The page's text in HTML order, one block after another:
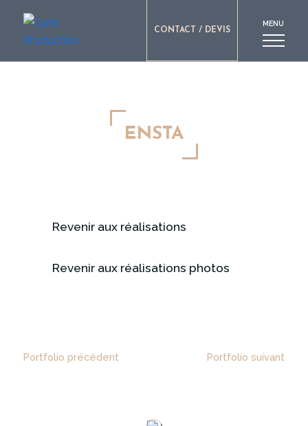
MENU
CONTACT / DEVIS
ENSTA
Revenir aux réalisations
Revenir aux réalisations photos
Portfolio précédent Portfolio suivant